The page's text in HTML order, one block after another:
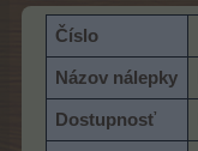
Číslo
Názov nálepky
Dostupnosť